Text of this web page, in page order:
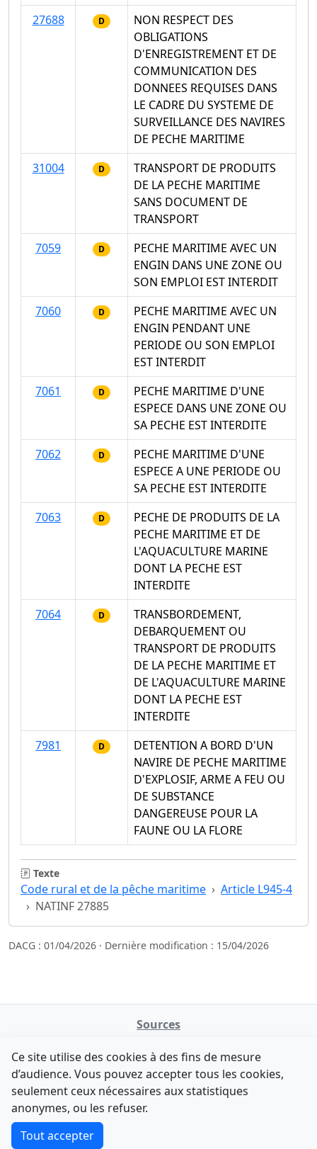
27688
D
NON RESPECT DES
OBLIGATIONS
D'ENREGISTREMENT ET DE
COMMUNICATION DES
DONNEES REQUISES DANS
LE CADRE DU SYSTEME DE
SURVEILLANCE DES NAVIRES
DE PECHE MARITIME
31004
D
TRANSPORT DE PRODUITS
DE LA PECHE MARITIME
SANS DOCUMENT DE
TRANSPORT
7059
D
PECHE MARITIME AVEC UN
ENGIN DANS UNE ZONE OU
SON EMPLOI EST INTERDIT
7060
D
PECHE MARITIME AVEC UN
ENGIN PENDANT UNE
PERIODE OU SON EMPLOI
EST INTERDIT
7061
D
PECHE MARITIME D'UNE
ESPECE DANS UNE ZONE OU
SA PECHE EST INTERDITE
7062
D
PECHE MARITIME D'UNE
ESPECE A UNE PERIODE OU
SA PECHE EST INTERDITE
7063
D
PECHE DE PRODUITS DE LA
PECHE MARITIME ET DE
L'AQUACULTURE MARINE
DONT LA PECHE EST
INTERDITE
7064
D
TRANSBORDEMENT,
DEBARQUEMENT OU
TRANSPORT DE PRODUITS
DE LA PECHE MARITIME ET
DE L'AQUACULTURE MARINE
DONT LA PECHE EST
INTERDITE
7981
D
DETENTION A BORD D'UN
NAVIRE DE PECHE MARITIME
D'EXPLOSIF, ARME A FEU OU
DE SUBSTANCE
DANGEREUSE POUR LA
FAUNE OU LA FLORE
Texte
Code rural et de la pêche maritime
Article L945-4
NATINF 27885
DACG : 01/04/2026 · Dernière modification : 15/04/2026
Sources
data.gouv.fr
Legifrance - API
Contact
F-Droid·App Store
Comment avez-vous découvert NATINFo ?
Une courte réponse suffit (500 caractères max).
Ce site utilise des cookies à des fins de mesure
d’audience. Vous pouvez accepter tous les cookies,
seulement ceux nécessaires aux statistiques
anonymes, ou les refuser.
Tout accepter